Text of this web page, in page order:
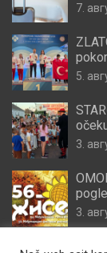
7.
5.
3.
3.